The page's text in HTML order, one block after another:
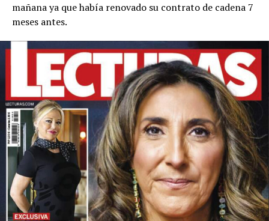
mañana ya que había renovado su contrato de cadena 7
meses antes.